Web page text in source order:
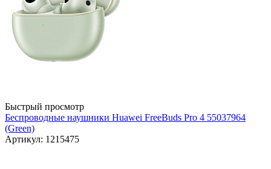
Быстрый просмотр
Беспроводные наушники Huawei FreeBuds Pro 4 55037964
(Green)
Артикул: 1215475